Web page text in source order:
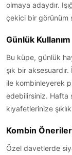
olmaya adaydır.
çekici bir görünüm
Günlük Kullanım
Bu küpe, günlük
şık bir
ile kombinleyerek
edebilirsiniz. Hafta
kıyafetlerinize
Kombin
Özel davetlerde